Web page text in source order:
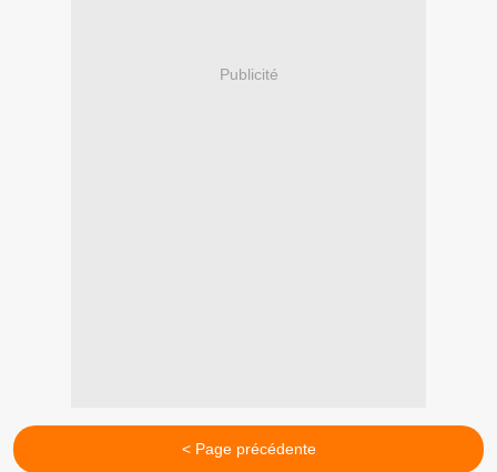
Publicité
< Page précédente